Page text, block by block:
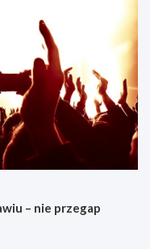
– nie przegap